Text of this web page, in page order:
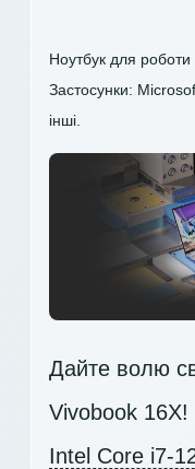
Ноутбук для роботи
Застосунки:
інші.
Дайте волю
Vivobook
Intel Core i7-